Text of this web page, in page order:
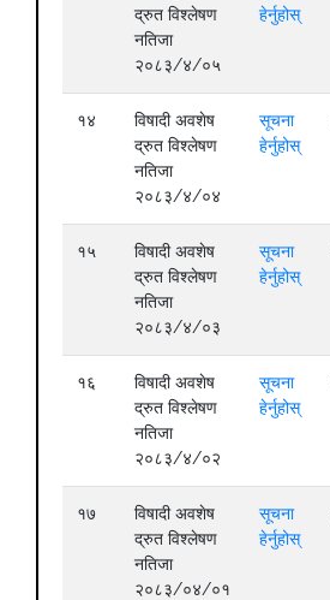
द्रुत विश्लेषण
नतिजा
२०८३/४/०५
हेर्नुहोस्
१४
विषादी अवशेष
द्रुत विश्लेषण
नतिजा
२०८३/४/०४
सूचना
हेर्नुहोस्
१५
विषादी अवशेष
द्रुत विश्लेषण
नतिजा
२०८३/४/०३
सूचना
हेर्नुहोस्
१६
विषादी अवशेष
द्रुत विश्लेषण
नतिजा
२०८३/४/०२
सूचना
हेर्नुहोस्
१७
विषादी अवशेष
द्रुत विश्लेषण
नतिजा
२०८३/०४/०१
सूचना
हेर्नुहोस्